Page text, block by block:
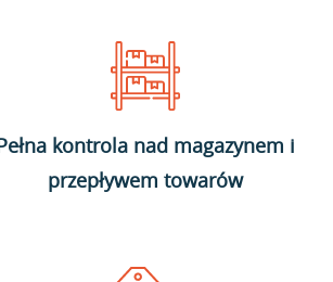
kontrola nad magazynem i
przepływem towarów